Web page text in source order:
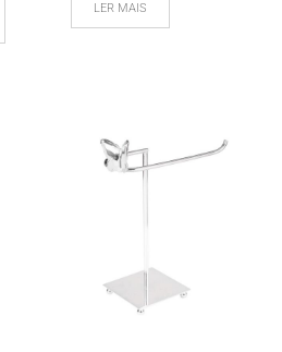
LER MAIS